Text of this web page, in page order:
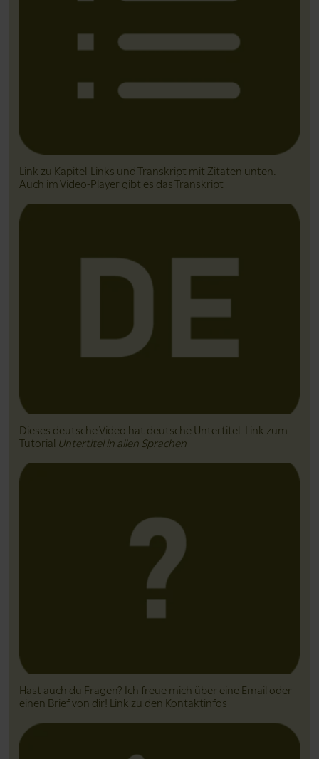
Link zu Kapitel-Links und Transkript mit Zitaten unten.
Auch im Video-Player gibt es das Transkript
Dieses deutsche Video hat deutsche Untertitel. Link zum
Tutorial Untertitel in allen Sprachen
Hast auch du Fragen? Ich freue mich über eine Email oder
einen Brief von dir! Link zu den Kontaktinfos